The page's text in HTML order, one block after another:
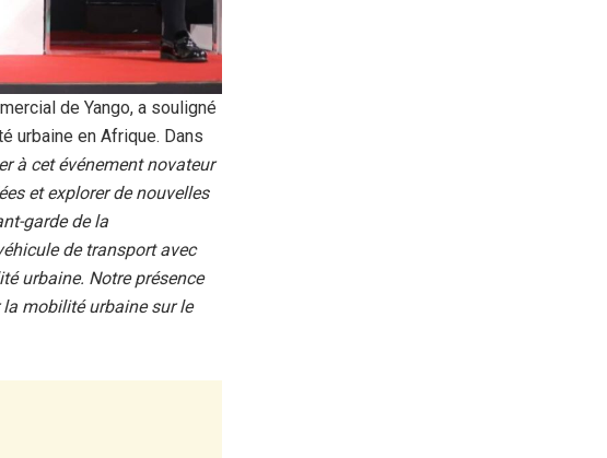
de Yango, a souligné
urbaine en Afrique. Dans
à cet événement novateur
et explorer de nouvelles
garde de la
de transport avec
urbaine. Notre présence
mobilité urbaine sur le